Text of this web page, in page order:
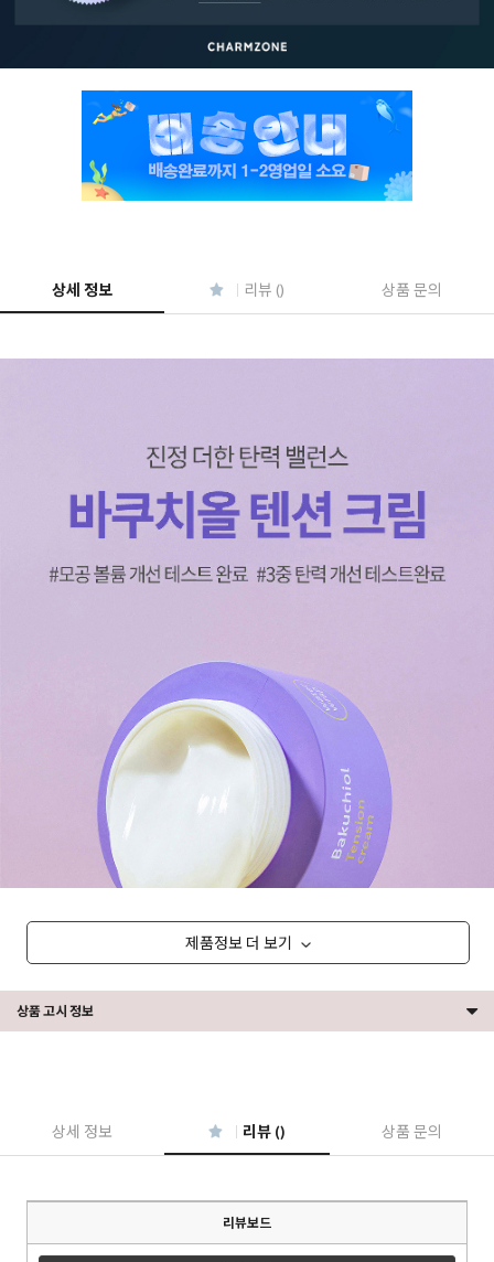
상세 정보 리뷰 () 상품 문의
제품정보 더 보기
상품 고시 정보
상세 정보 리뷰 () 상품 문의
리뷰보드